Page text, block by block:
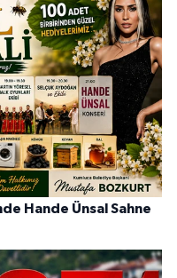
Hande Ünsal Sahne